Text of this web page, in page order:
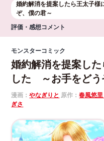
婚約解消を提案したら王太子
ぞ、僕の君～
評価・感想コメント
モンスターコミック
婚約解消を提案し
した ～お手をどう
漫画：やなぎりと 原作：春風悠里
ぎさ